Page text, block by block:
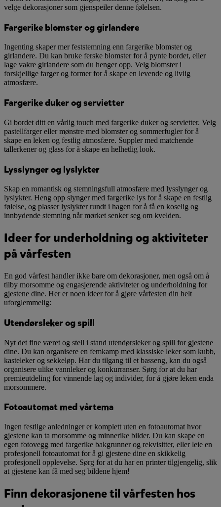
velge dekorasjoner som gjenspeiler denne følelsen.
Fargerike blomster og girlandere
Ingenting skaper mer feststemning enn fargerike blomster og
girlandere. Du kan bruke ferske blomster for å pynte bordet, eller
lage vakre girlandere som du henger opp. Velg blomster i
forskjellige farger og former for å skape en levende og livlig
atmosfære.
Fargerike duker og servietter
Gi bordet ditt en vårlig touch med fargerike duker og servietter. Velg
pastellfarger eller mønstre med blomster og sommerfugler for å
skape en leken og festlig atmosfære. Suppler med matchende
tallerkener og glass for å skape en helhetlig look.
Lysslynger og lyslykter
Skap en romantisk og stemningsfull atmosfære med lysslynger og
lyslykter. Heng opp slynger med fargerike lys for å skape en festlig
følelse, og plasser lyslykter rundt i hagen for å få en koselig og
innbydende stemning når mørket senker seg om kvelden.
Ideer for underholdning og aktiviteter
på vårfesten
En god vårfest handler ikke bare om dekorasjoner, men også om å
tilby morsomme og engasjerende aktiviteter og underholdning for
gjestene dine. Her er noen ideer for å gjøre vårfesten din helt
uforglemmelig:
Utendørsleker og spill
Nyt det fine været og stell i stand utendørsleker og spill for gjestene
dine. Du kan organisere en femkamp med klassiske leker som kubb,
kasteleker og sekkeløp. Har du tilgang til et basseng, kan du også
organisere ulike vannleker og konkurranser. Sørg for at du har
premieutdeling for vinnende lag og individer, for å gjøre leken enda
morsommere.
Fotoautomat med vårtema
Ingen festlige anledninger er komplett uten en fotoautomat hvor
gjestene kan ta morsomme og minnerike bilder. Du kan skape en
egen fotovegg med fargerike bakgrunner og rekvisitter, eller leie en
profesjonell fotoautomat for å gi gjestene dine en skikkelig
profesjonell opplevelse. Sørg for at du har en printer tilgjengelig, slik
at gjestene kan få med seg bildene hjem!
Finn dekorasjonene til vårfesten hos